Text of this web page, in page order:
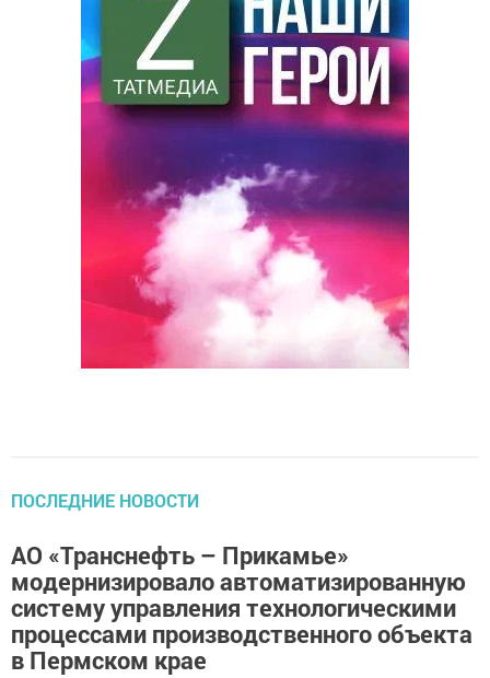
ПОСЛЕДНИЕ НОВОСТИ
АО «Транснефть – Прикамье»
модернизировало автоматизированную
систему управления технологическими
процессами производственного объекта
в Пермском крае